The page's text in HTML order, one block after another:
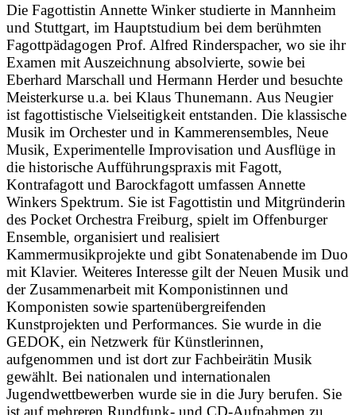
Die Fagottistin Annette Winker studierte in Mannheim
und Stuttgart, im Hauptstudium bei dem berühmten
Fagottpädagogen Prof. Alfred Rinderspacher, wo sie ihr
Examen mit Auszeichnung absolvierte, sowie bei
Eberhard Marschall und Hermann Herder und besuchte
Meisterkurse u.a. bei Klaus Thunemann. Aus Neugier
ist fagottistische Vielseitigkeit entstanden. Die klassische
Musik im Orchester und in Kammerensembles, Neue
Musik, Experimentelle Improvisation und Ausflüge in
die historische Aufführungspraxis mit Fagott,
Kontrafagott und Barockfagott umfassen Annette
Winkers Spektrum. Sie ist Fagottistin und Mitgründerin
des Pocket Orchestra Freiburg, spielt im Offenburger
Ensemble, organisiert und realisiert
Kammermusikprojekte und gibt Sonatenabende im Duo
mit Klavier. Weiteres Interesse gilt der Neuen Musik und
der Zusammenarbeit mit Komponistinnen und
Komponisten sowie spartenübergreifenden
Kunstprojekten und Performances. Sie wurde in die
GEDOK, ein Netzwerk für Künstlerinnen,
aufgenommen und ist dort zur Fachbeirätin Musik
gewählt. Bei nationalen und internationalen
Jugendwettbewerben wurde sie in die Jury berufen. Sie
ist auf mehreren Rundfunk- und CD-Aufnahmen zu